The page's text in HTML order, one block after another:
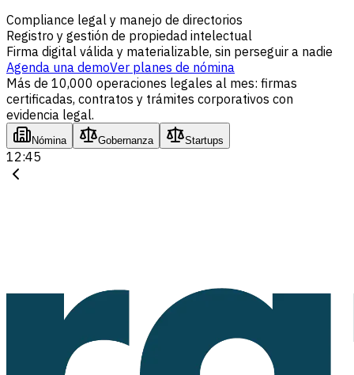
Compliance legal y manejo de directorios
Registro y gestión de propiedad intelectual
Firma digital válida y materializable, sin perseguir a nadie
Agenda una demoVer planes de nómina
Más de 10,000 operaciones legales al mes: firmas
certificadas, contratos y trámites corporativos con
evidencia legal.
Nómina Gobernanza Startups
12:45